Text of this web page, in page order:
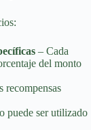
– Cada
del monto
recompensas
puede ser utilizado